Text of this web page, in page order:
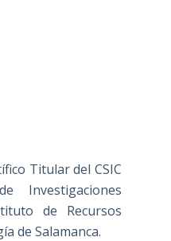
Titular del CSIC
Investigaciones
de Recursos
de Salamanca.